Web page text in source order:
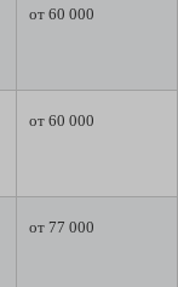
от 60 000
от 60 000
от 77 000